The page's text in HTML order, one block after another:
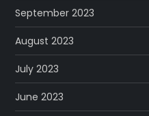
September 2023
August 2023
July 2023
June 2023